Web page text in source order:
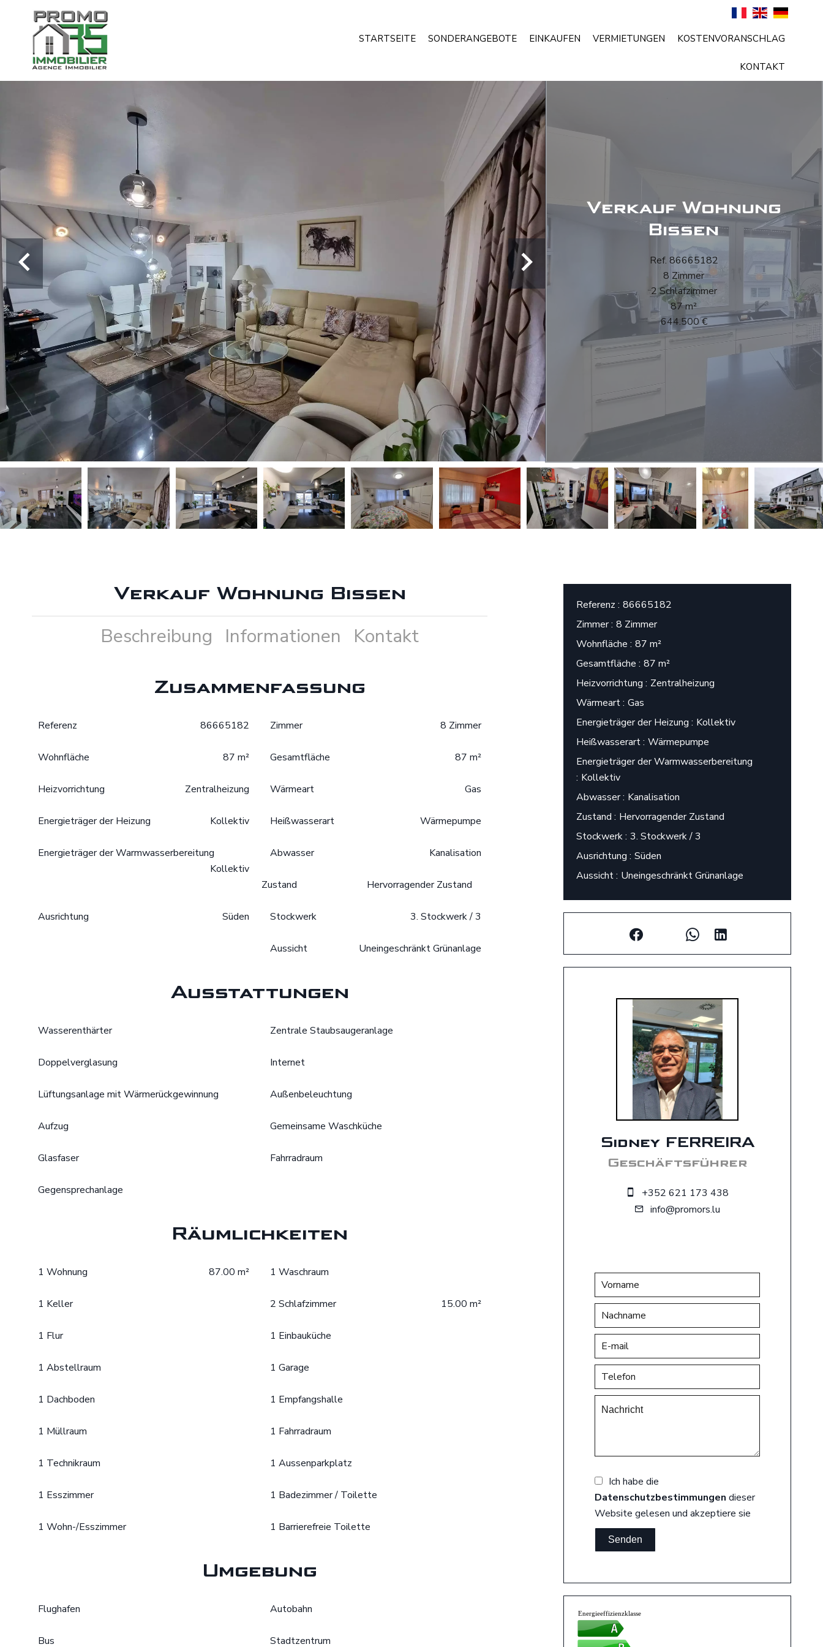
STARTSEITE SONDERANGEBOTE EINKAUFEN VERMIETUNGEN KOSTENVORANSCHLAG
KONTAKT
Verkauf Wohnung
Bissen
Ref. 86665182
8 Zimmer
2 Schlafzimmer
87 m²
644.500 €
Verkauf Wohnung Bissen
Beschreibung Informationen Kontakt
Zusammenfassung
Referenz 86665182 Zimmer 8 Zimmer
Wohnfläche 87 m² Gesamtfläche 87 m²
Heizvorrichtung Zentralheizung Wärmeart Gas
Energieträger der Heizung Kollektiv Heißwasserart Wärmepumpe
Energieträger der Warmwasserbereitung
Kollektiv
Abwasser Kanalisation
Zustand Hervorragender Zustand
Stockwerk 3. Stockwerk / 3
Ausrichtung Süden
Aussicht Uneingeschränkt Grünanlage
Ausstattungen
Wasserenthärter Zentrale Staubsaugeranlage
Doppelverglasung Internet
Lüftungsanlage mit Wärmerückgewinnung Außenbeleuchtung
Aufzug Gemeinsame Waschküche
Glasfaser Fahrradraum
Gegensprechanlage
Räumlichkeiten
1 Wohnung 87.00 m² 1 Waschraum
1 Keller 2 Schlafzimmer 15.00 m²
1 Flur 1 Einbauküche
1 Abstellraum 1 Garage
1 Dachboden 1 Empfangshalle
1 Müllraum 1 Fahrradraum
1 Technikraum 1 Aussenparkplatz
1 Esszimmer 1 Badezimmer / Toilette
1 Wohn-/Esszimmer 1 Barrierefreie Toilette
Umgebung
Flughafen Autobahn
Bus Stadtzentrum
Referenz 86665182
Zimmer 8 Zimmer
Wohnfläche 87 m²
Gesamtfläche 87 m²
Heizvorrichtung
Zentralheizung
Wärmeart Gas
Energieträger der Heizung
Kollektiv
Heißwasserart Wärmepumpe
Energieträger der Warmwasserbereitung
Kollektiv
Abwasser Kanalisation
Zustand
Hervorragender Zustand
Stockwerk 3. Stockwerk / 3
Ausrichtung Süden
Aussicht Uneingeschränkt Grünanlage
Sidney FERREIRA
Geschäftsführer
+352 621 173 438
info@promors.lu
Ich habe die
Datenschutzbestimmungen dieser
Website gelesen und akzeptiere sie
Senden
Energieeffizienzklasse